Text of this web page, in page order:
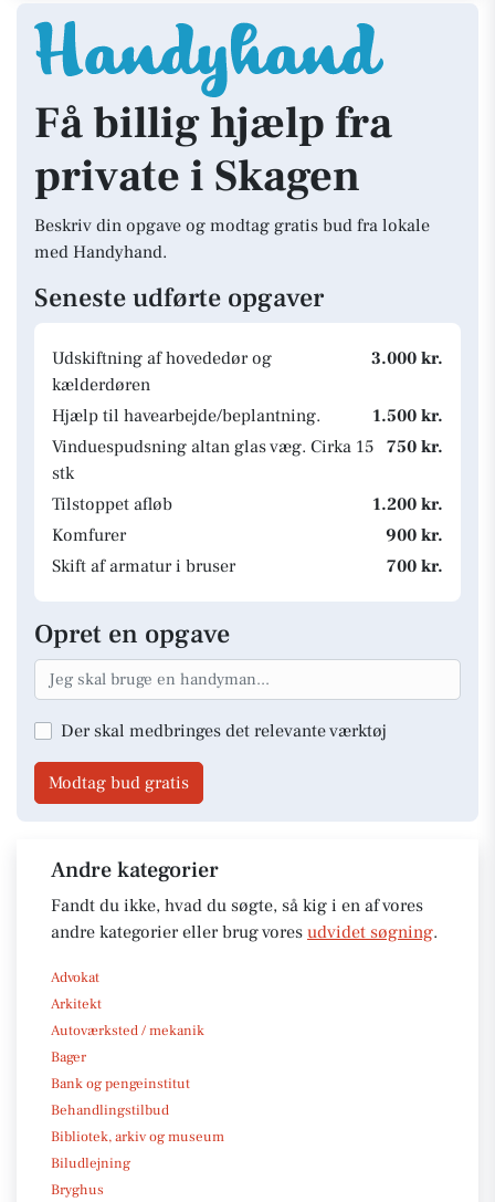
Få billig hjælp fra
private i Skagen
Beskriv din opgave og modtag gratis bud fra lokale
med Handyhand.
Seneste udførte opgaver
Udskiftning af hovededør og
kælderdøren
3.000 kr.
Hjælp til havearbejde/beplantning.
1.500 kr.
Vinduespudsning altan glas væg. Cirka 15
stk
750 kr.
Tilstoppet afløb
1.200 kr.
Komfurer
900 kr.
Skift af armatur i bruser
700 kr.
Opret en opgave
Der skal medbringes det relevante værktøj
Modtag bud gratis
Andre kategorier
Fandt du ikke, hvad du søgte, så kig i en af vores
andre kategorier eller brug vores udvidet søgning.
Advokat
Arkitekt
Autoværksted / mekanik
Bager
Bank og pengeinstitut
Behandlingstilbud
Bibliotek, arkiv og museum
Biludlejning
Bryghus